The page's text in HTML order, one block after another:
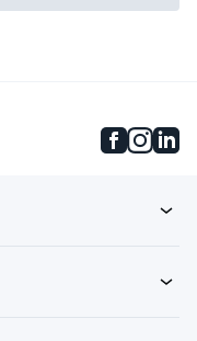
Vlakbanken